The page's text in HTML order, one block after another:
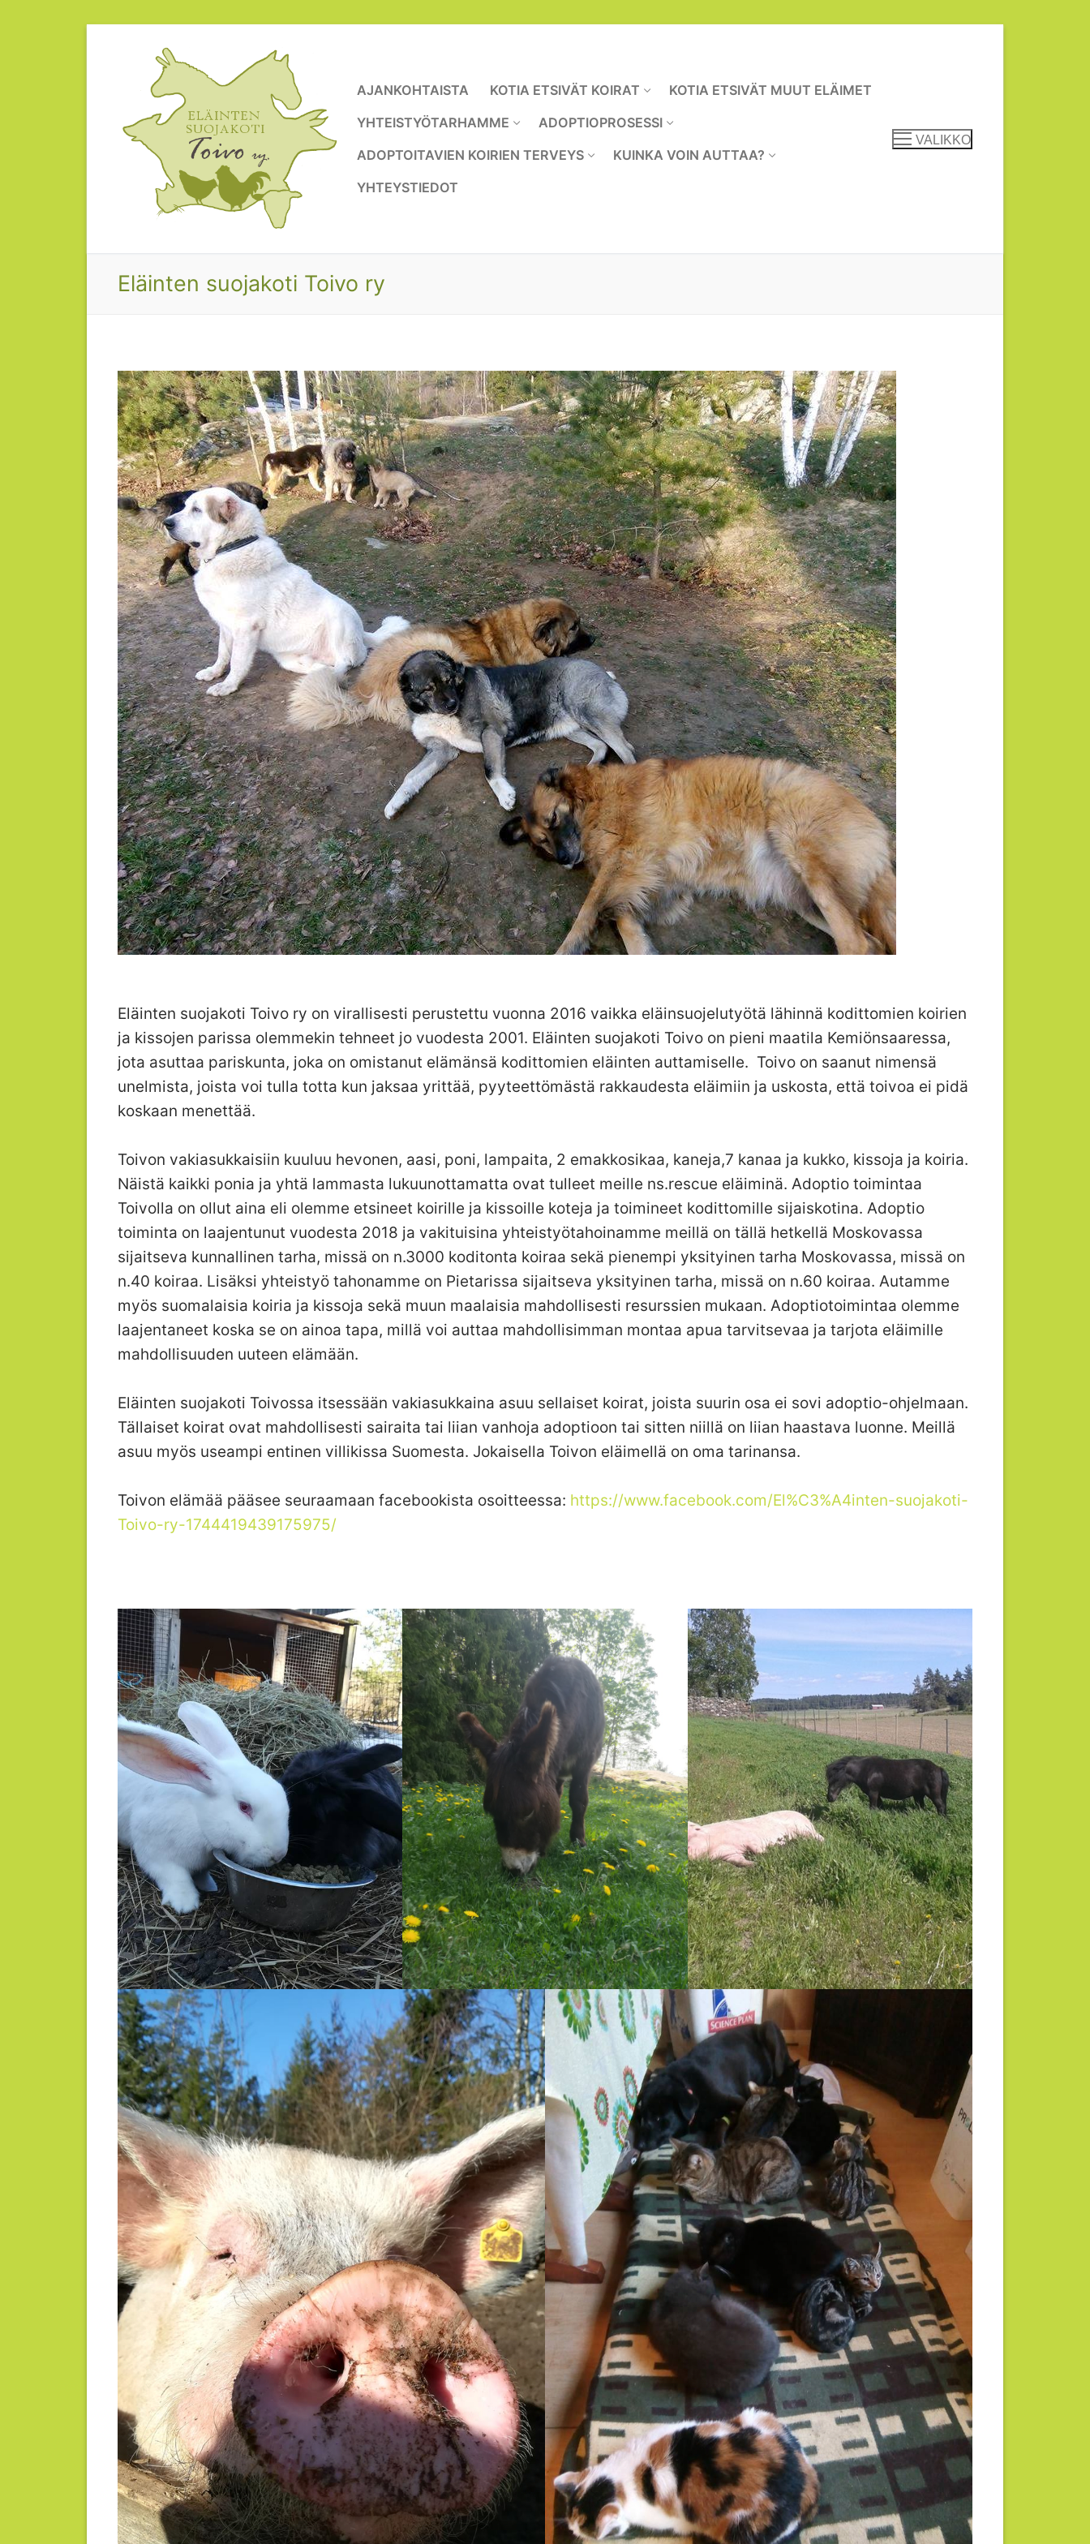
AJANKOHTAISTA KOTIA ETSIVÄT KOIRAT
KOTIA ETSIVÄT MUUT ELÄIMET
YHTEISTYÖTARHAMME
ADOPTIOPROSESSI
ADOPTOITAVIEN KOIRIEN TERVEYS
KUINKA VOIN AUTTAA?
YHTEYSTIEDOT
VALIKKO
Eläinten suojakoti Toivo ry
Eläinten suojakoti Toivo ry on virallisesti perustettu vuonna 2016 vaikka eläinsuojelutyötä lähinnä kodittomien koirien
ja kissojen parissa olemmekin tehneet jo vuodesta 2001. Eläinten suojakoti Toivo on pieni maatila Kemiönsaaressa,
jota asuttaa pariskunta, joka on omistanut elämänsä kodittomien eläinten auttamiselle. Toivo on saanut nimensä
unelmista, joista voi tulla totta kun jaksaa yrittää, pyyteettömästä rakkaudesta eläimiin ja uskosta, että toivoa ei pidä
koskaan menettää.
Toivon vakiasukkaisiin kuuluu hevonen, aasi, poni, lampaita, 2 emakkosikaa, kaneja,7 kanaa ja kukko, kissoja ja koiria.
Näistä kaikki ponia ja yhtä lammasta lukuunottamatta ovat tulleet meille ns.rescue eläiminä. Adoptio toimintaa
Toivolla on ollut aina eli olemme etsineet koirille ja kissoille koteja ja toimineet kodittomille sijaiskotina. Adoptio
toiminta on laajentunut vuodesta 2018 ja vakituisina yhteistyötahoinamme meillä on tällä hetkellä Moskovassa
sijaitseva kunnallinen tarha, missä on n.3000 koditonta koiraa sekä pienempi yksityinen tarha Moskovassa, missä on
n.40 koiraa. Lisäksi yhteistyö tahonamme on Pietarissa sijaitseva yksityinen tarha, missä on n.60 koiraa. Autamme
myös suomalaisia koiria ja kissoja sekä muun maalaisia mahdollisesti resurssien mukaan. Adoptiotoimintaa olemme
laajentaneet koska se on ainoa tapa, millä voi auttaa mahdollisimman montaa apua tarvitsevaa ja tarjota eläimille
mahdollisuuden uuteen elämään.
Eläinten suojakoti Toivossa itsessään vakiasukkaina asuu sellaiset koirat, joista suurin osa ei sovi adoptio-ohjelmaan.
Tällaiset koirat ovat mahdollisesti sairaita tai liian vanhoja adoptioon tai sitten niillä on liian haastava luonne. Meillä
asuu myös useampi entinen villikissa Suomesta. Jokaisella Toivon eläimellä on oma tarinansa.
Toivon elämää pääsee seuraamaan facebookista osoitteessa: https://www.facebook.com/El%C3%A4inten-suojakoti-
Toivo-ry-1744419439175975/